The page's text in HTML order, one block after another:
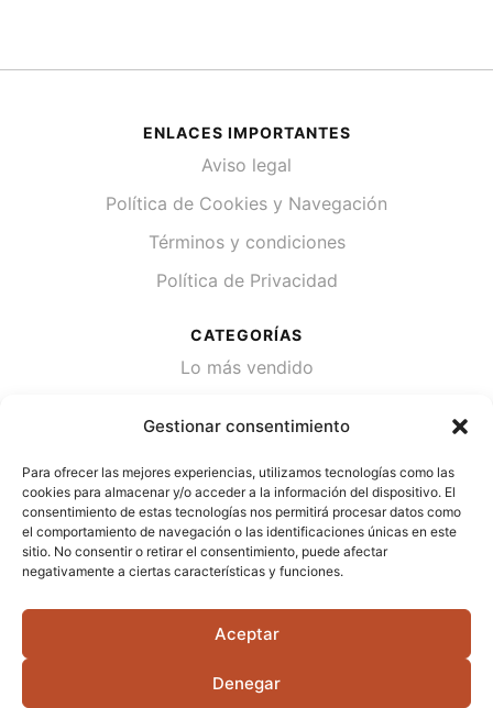
Gestionar consentimiento
Para ofrecer las mejores experiencias, utilizamos tecnologías como las
cookies para almacenar y/o acceder a la información del dispositivo. El
consentimiento de estas tecnologías nos permitirá procesar datos como
el comportamiento de navegación o las identificaciones únicas en este
sitio. No consentir o retirar el consentimiento, puede afectar
negativamente a ciertas características y funciones.
Aceptar
Denegar
ENLACES IMPORTANTES
Aviso legal
Política de Cookies y Navegación
Términos y condiciones
Política de Privacidad
CATEGORÍAS
Lo más vendido
Desinfección de agua
CONTACTA
Cami Primera Marrada, SN, 25600, Balaguer
info@jardipamies.com
621 238 242